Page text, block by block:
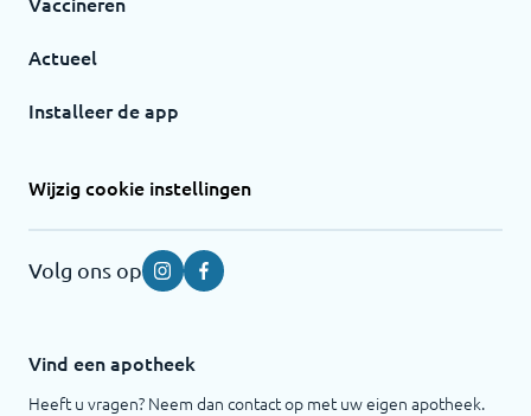
Actueel
Installeer de app
Wijzig cookie instellingen
Volg ons op InstagramFacebook
Vind een apotheek
Heeft u vragen? Neem dan contact op met uw eigen apotheek.